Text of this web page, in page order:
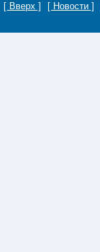
[ Вверх ] [ Новости ]